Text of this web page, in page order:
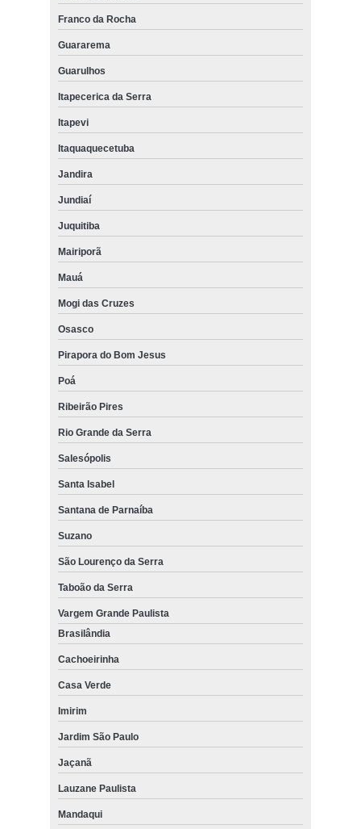
Franco da Rocha
Guararema
Guarulhos
Itapecerica da Serra
Itapevi
Itaquaquecetuba
Jandira
Jundiaí
Juquitiba
Mairiporã
Mauá
Mogi das Cruzes
Osasco
Pirapora do Bom Jesus
Poá
Ribeirão Pires
Rio Grande da Serra
Salesópolis
Santa Isabel
Santana de Parnaíba
Suzano
São Lourenço da Serra
Taboão da Serra
Vargem Grande Paulista
Brasilândia
Cachoeirinha
Casa Verde
Imirim
Jardim São Paulo
Jaçanã
Lauzane Paulista
Mandaqui